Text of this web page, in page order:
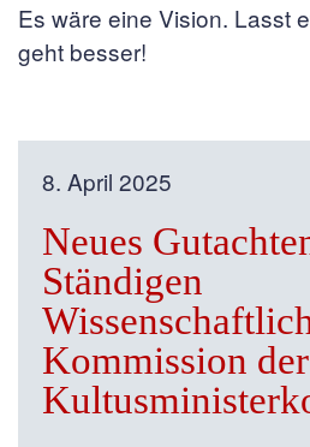
Es wäre eine Vision. Lasst
geht besser!
8. April 2025
Neues
Ständigen
Kommission der